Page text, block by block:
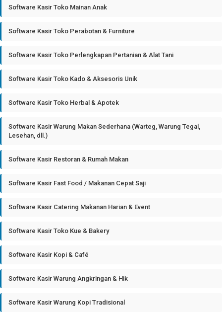
Software Kasir Toko Mainan Anak
Software Kasir Toko Perabotan & Furniture
Software Kasir Toko Perlengkapan Pertanian & Alat Tani
Software Kasir Toko Kado & Aksesoris Unik
Software Kasir Toko Herbal & Apotek
Software Kasir Warung Makan Sederhana (Warteg, Warung Tegal,
Lesehan, dll.)
Software Kasir Restoran & Rumah Makan
Software Kasir Fast Food / Makanan Cepat Saji
Software Kasir Catering Makanan Harian & Event
Software Kasir Toko Kue & Bakery
Software Kasir Kopi & Café
Software Kasir Warung Angkringan & Hik
Software Kasir Warung Kopi Tradisional